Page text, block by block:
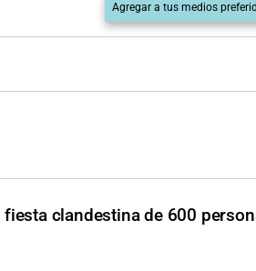
Agregar a tus medios
clandestina de 600